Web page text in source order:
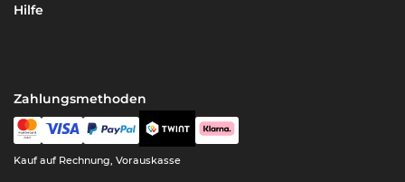
Hilfe
Zahlungsmethoden
Kauf auf Rechnung, Vorauskasse